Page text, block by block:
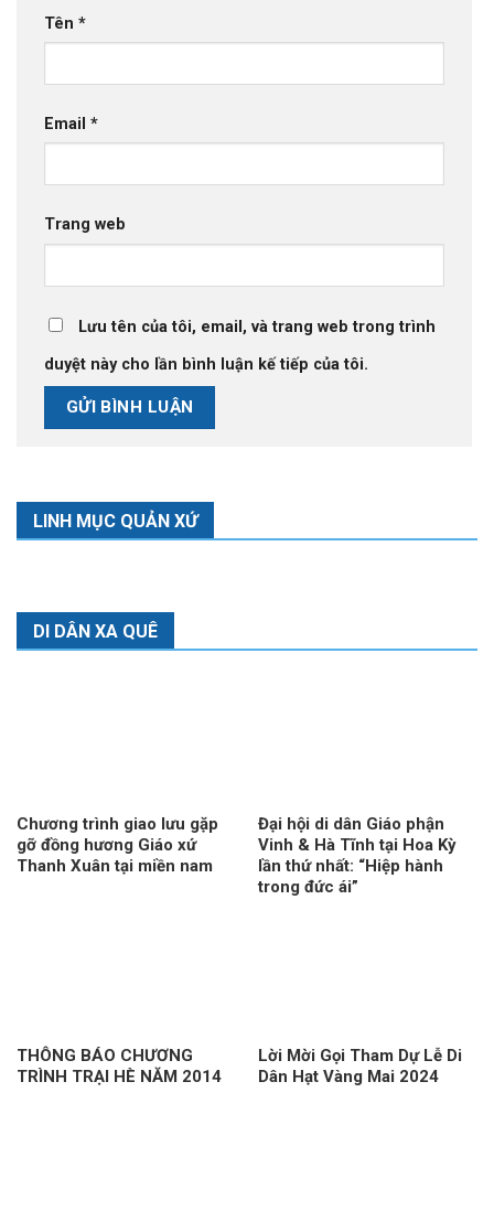
Tên *
Email *
Trang web
Lưu tên của tôi, email, và trang web trong trình
duyệt này cho lần bình luận kế tiếp của tôi.
LINH MỤC QUẢN XỨ
DI DÂN XA QUÊ
Chương trình giao lưu gặp
gỡ đồng hương Giáo xứ
Thanh Xuân tại miền nam
Đại hội di dân Giáo phận
Vinh & Hà Tĩnh tại Hoa Kỳ
lần thứ nhất: “Hiệp hành
trong đức ái”
THÔNG BÁO CHƯƠNG
TRÌNH TRẠI HÈ NĂM 2014
Lời Mời Gọi Tham Dự Lễ Di
Dân Hạt Vàng Mai 2024